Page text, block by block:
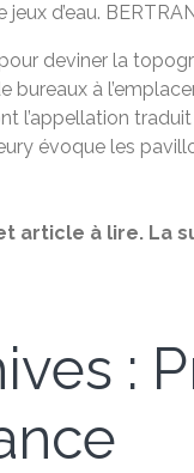
d’eau.
deviner la
bureaux à
l’appellation
évoque les
article à lire. La
: